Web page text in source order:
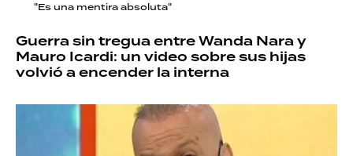
"Es una mentira absoluta"
Guerra sin tregua entre Wanda Nara y
Mauro Icardi: un video sobre sus hijas
volvió a encender la interna